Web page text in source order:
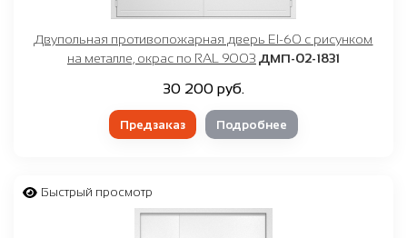
Двупольная противопожарная дверь EI-60 с рисунком
на металле, окрас по RAL 9003 ДМП-02-1831
30 200 руб.
Предзаказ Подробнее
Быстрый просмотр